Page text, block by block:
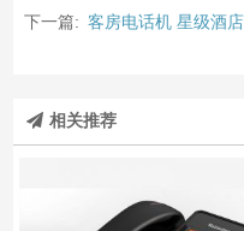
下一篇: 客房电话机 星级酒
相关推荐